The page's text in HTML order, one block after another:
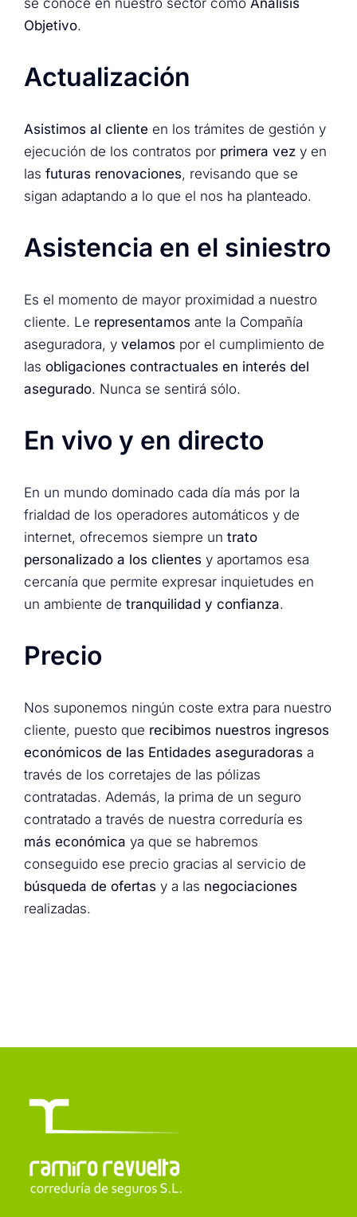
Objetivo.
Actualización
Asistimos al cliente en los trámites de gestión y
ejecución de los contratos por primera vezy en
las futuras renovaciones, revisando que se
sigan adaptando a lo que el nos ha planteado.
Asistencia en el siniestro
Es el momento de mayor proximidad a nuestro
cliente. Le representamos ante la Compañía
aseguradora, y velamos por el cumplimiento de
las obligaciones contractuales en interés del
asegurado. Nunca se sentirá sólo.
En vivo y en directo
En un mundo dominado cada día más por la
frialdad de los operadores automáticos y de
internet, ofrecemos siempre un trato
personalizado a los clientes y aportamos esa
cercanía que permite expresar inquietudes en
un ambiente de tranquilidad y confianza.
Precio
Nos suponemos ningún coste extra para nuestro
cliente, puesto que recibimos nuestros ingresos
económicos de las Entidades aseguradoras a
través de los corretajes de las pólizas
contratadas. Además, la prima de un seguro
contratado a través de nuestra correduría es
más económica ya que se habremos
conseguido ese precio gracias al servicio de
búsqueda de ofertas y a las negociaciones
realizadas.